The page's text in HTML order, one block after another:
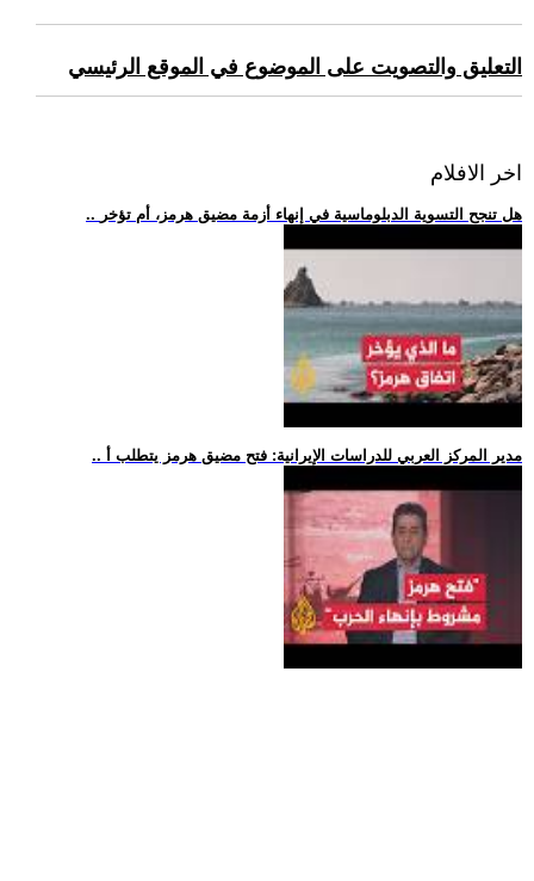
التعليق والتصويت على الموضوع في الموقع الرئيسي
اخر الافلام
.. هل تنجح التسوية الدبلوماسية في إنهاء أزمة مضيق هرمز، أم تؤخر
.. مدير المركز العربي للدراسات الإيرانية: فتح مضيق هرمز يتطلب أ